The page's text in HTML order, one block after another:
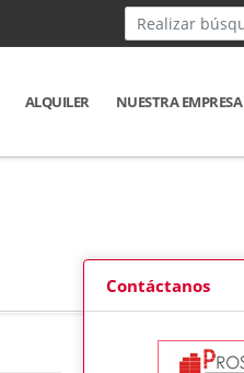
ALQUILER NUESTRA EMPRESA
Contáctanos